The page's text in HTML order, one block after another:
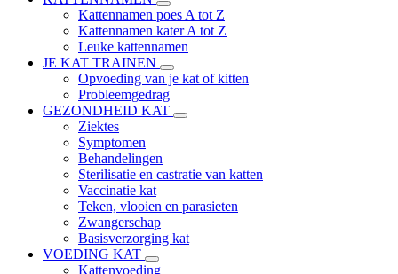
Kattennamen poes A tot Z
Kattennamen kater A tot Z
Leuke kattennamen
JE KAT TRAINEN
Opvoeding van je kat of kitten
Probleemgedrag
GEZONDHEID KAT
Ziektes
Symptomen
Behandelingen
Sterilisatie en castratie van katten
Vaccinatie kat
Teken, vlooien en parasieten
Zwangerschap
Basisverzorging kat
VOEDING KAT
Kattenvoeding